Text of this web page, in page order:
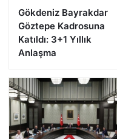
Gökdeniz Bayrakdar
Göztepe Kadrosuna
Katıldı: 3+1 Yıllık
Anlaşma